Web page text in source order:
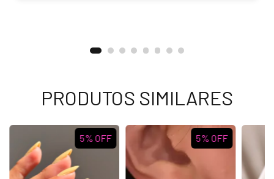
PRODUTOS SIMILARES
5% OFF 5% OFF